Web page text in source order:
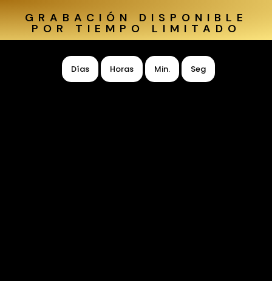
GRABACIÓN DISPONIBLE
POR TIEMPO LIMITADO
Días Horas Min. Seg